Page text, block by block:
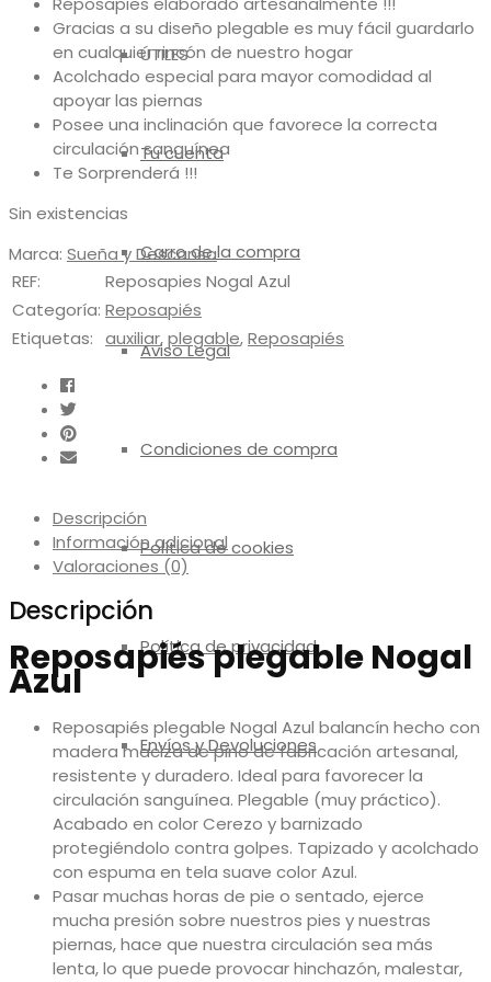
ÚTILES
Tu cuenta
Carro de la compra
Aviso Legal
Condiciones de compra
Política de cookies
Política de privacidad
Envíos y Devoluciones
Gracias a su diseño plegable es muy fácil guardarlo
en cualquier rincón de nuestro hogar
Acolchado especial para mayor comodidad al
apoyar las piernas
Posee una inclinación que favorece la correcta
circulación sanguínea
Te Sorprenderá !!!
Sin existencias
Marca: Sueña y Descansa
REF:
Reposapies Nogal Azul
Categoría: Reposapiés
Etiquetas: auxiliar,plegable,Reposapiés
Descripción
Información adicional
Valoraciones (0)
Descripción
Reposapiés plegable Nogal
Azul
Reposapiés plegable Nogal Azul balancín hecho con
madera maciza de pino de fabricación artesanal,
resistente y duradero. Ideal para favorecer la
circulación sanguínea. Plegable (muy práctico).
Acabado en color Cerezo y barnizado
protegiéndolo contra golpes. Tapizado y acolchado
con espuma en tela suave color Azul.
Pasar muchas horas de pie o sentado, ejerce
mucha presión sobre nuestros pies y nuestras
piernas, hace que nuestra circulación sea más
lenta, lo que puede provocar hinchazón, malestar,